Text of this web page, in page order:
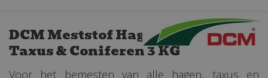
DCM Meststof Hagen,
Taxus & Coniferen 3 KG
Voor het bemesten van alle hagen, taxus en